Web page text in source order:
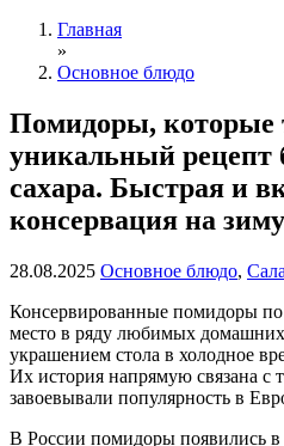
Главная
»
Основное блюдо
Помидоры, которые
уникальный рецепт
сахара. Быстрая и
консервация на
28.08.2025 Основное блюдо,
Консервированные помидоры
место в ряду любимых домашних
украшением стола в холодное
Их история напрямую связана с
завоевывали популярность в
В России помидоры появились